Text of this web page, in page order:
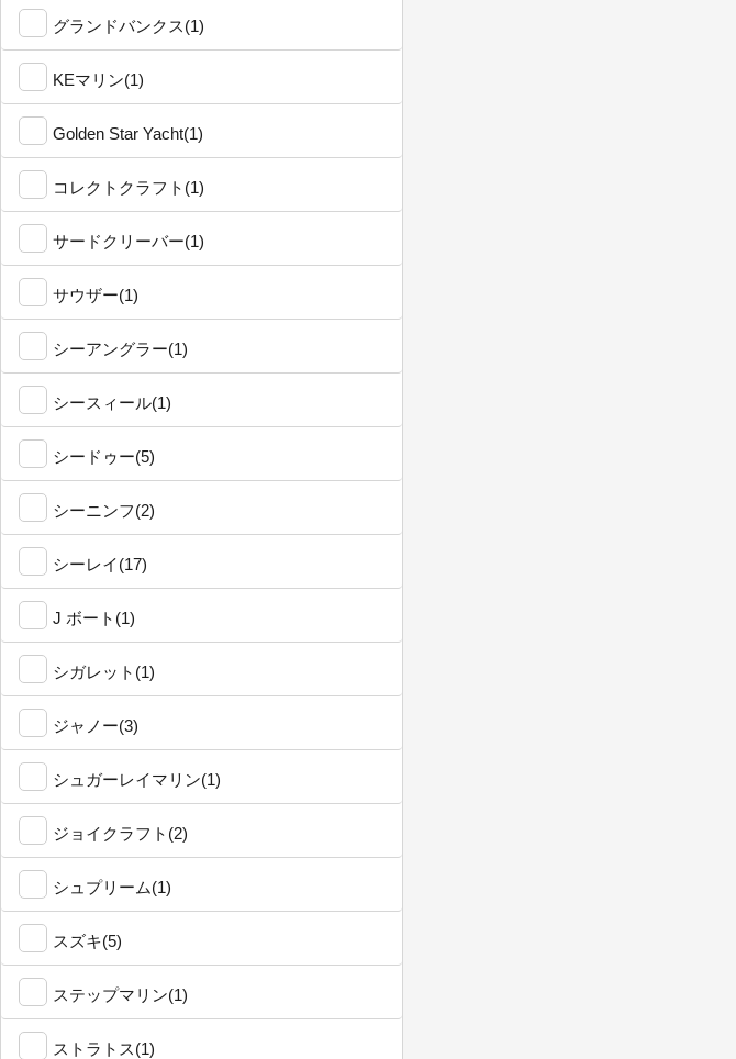
グランドバンクス(1)
KEマリン(1)
Golden Star Yacht(1)
コレクトクラフト(1)
サードクリーバー(1)
サウザー(1)
シーアングラー(1)
シースィール(1)
シードゥー(5)
シーニンフ(2)
シーレイ(17)
J ボート(1)
シガレット(1)
ジャノー(3)
シュガーレイマリン(1)
ジョイクラフト(2)
シュプリーム(1)
スズキ(5)
ステップマリン(1)
ストラトス(1)